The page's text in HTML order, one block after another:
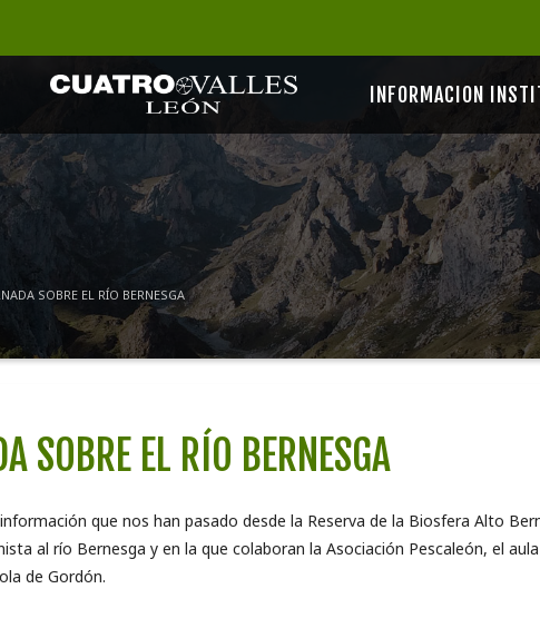
INFORMACION
SOBRE EL RÍO BERNESGA
SOBRE EL RÍO BERNESGA
que nos han pasado desde la Reserva de la Biosfera Alto
al río Bernesga y en la que colaboran la Asociación Pescaleón, el
de Gordón.